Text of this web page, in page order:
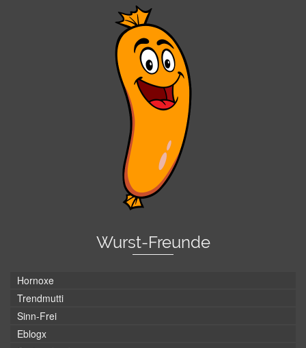
Wurst-Freunde
Hornoxe
Trendmutti
Sinn-Frei
Eblogx